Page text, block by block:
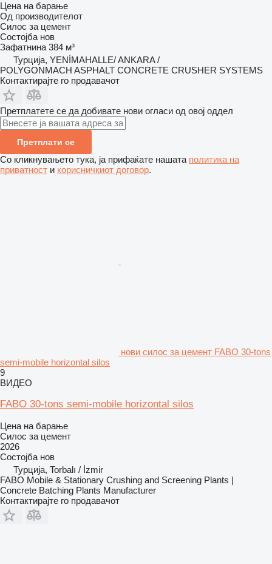
Цена на барање
Од производителот
Силос за цемент
Состојба нов
Зафатнина 384 м³
Турција, YENİMAHALLE/ ANKARA /
POLYGONMACH ASPHALT CONCRETE CRUSHER SYSTEMS
Контактирајте го продавачот
Претплатете се да добивате нови огласи од овој оддел
Претплати се
Со кликнувањето тука, ја прифаќате нашата политика на
приватност и корисничкиот договор.
нови силос за цемент FABO 30-tons
semi-mobile horizontal silos
9
ВИДЕО
FABO 30-tons semi-mobile horizontal silos
Цена на барање
Силос за цемент
2026
Состојба нов
Турција, Torbalı / İzmir
FABO Mobile & Stationary Crushing and Screening Plants |
Concrete Batching Plants Manufacturer
Контактирајте го продавачот